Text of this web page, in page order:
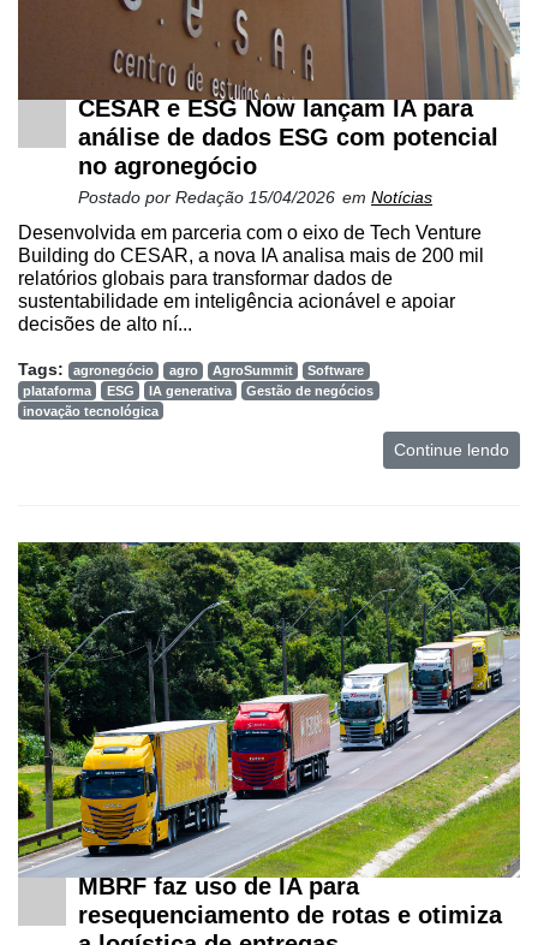
Cadastre-
CESAR e ESG Now lançam IA para
análise de dados ESG com potencial
no agronegócio
Postado por Redação 15/04/2026 em Notícias
Desenvolvida em parceria com o eixo de Tech Venture
Building do CESAR, a nova IA analisa mais de 200 mil
relatórios globais para transformar dados de
sustentabilidade em inteligência acionável e apoiar
decisões de alto ní...
Tags: agronegócio agro AgroSummit
Software
plataforma
ESG IA generativa
Gestão de negócios
inovação tecnológica
Continue lendo
MBRF faz uso de IA para
resequenciamento de rotas e otimiza